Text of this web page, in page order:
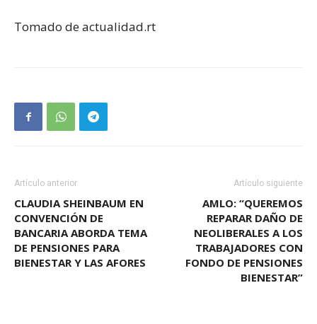
Tomado de actualidad.rt
Artículo anterior
CLAUDIA SHEINBAUM EN
CONVENCIÓN DE
BANCARIA ABORDA TEMA
DE PENSIONES PARA
BIENESTAR Y LAS AFORES
Artículo siguiente
AMLO: “QUEREMOS
REPARAR DAÑO DE
NEOLIBERALES A LOS
TRABAJADORES CON
FONDO DE PENSIONES
BIENESTAR”